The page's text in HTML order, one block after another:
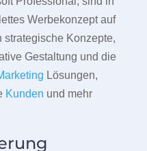
Werbekonzept auf
Konzepte,
Gestaltung und die
Lösungen,
Kunden und mehr